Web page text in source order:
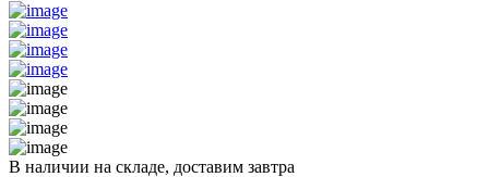
В наличии на складе, доставим завтра